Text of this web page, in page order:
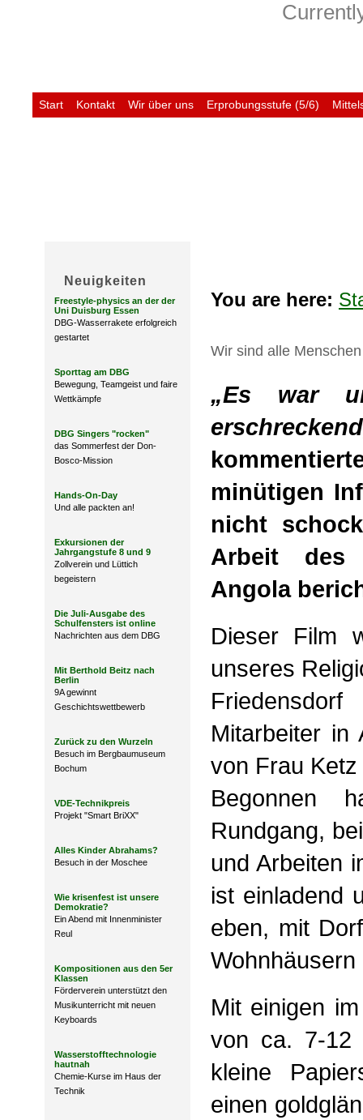
Start Kontakt Wir über uns Erprobungsstufe (5/6)
Neuigkeiten
Freestyle-physics an der der
Uni Duisburg Essen
DBG-Wasserrakete erfolgreich
gestartet
Sporttag am DBG
Bewegung, Teamgeist und faire
Wettkämpfe
DBG Singers "rocken"
das Sommerfest der Don-
Bosco-Mission
Hands-On-Day
Und alle packten an!
Exkursionen der
Jahrgangstufe 8 und 9
Zollverein und Lüttich
begeistern
Die Juli-Ausgabe des
Schulfensters ist online
Nachrichten aus dem DBG
Mit Berthold Beitz nach
Berlin
9A gewinnt
Geschichtswettbewerb
Zurück zu den Wurzeln
Besuch im Bergbaumuseum
Bochum
VDE-Technikpreis
Projekt "Smart BriXX"
Alles Kinder Abrahams?
Besuch in der Moschee
Wie krisenfest ist unsere
Demokratie?
Ein Abend mit Innenminister
Reul
Kompositionen aus den 5er
Klassen
Förderverein unterstützt den
Musikunterricht mit neuen
Keyboards
Wasserstofftechnologie
hautnah
Chemie-Kurse im Haus der
Technik
You are here:
Wir sind alle Menschen
„Es war
minütigen
nicht
Arbeit des
Angola
Dieser Film
unseres
Mitarbeiter in
von Frau
Begonnen
Rundgang,
und Arbeiten
ist einladend
eben, mit
Mit einigen
von ca. 7-12
kleine
einen